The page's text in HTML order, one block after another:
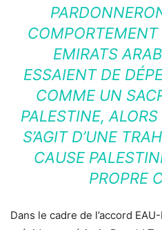
EMIRATS
ESSAIENT DE
COMME UN
PALESTINE,
S’AGIT D’UNE
CAUSE
PROPRE
Dans le cadre de l’accord